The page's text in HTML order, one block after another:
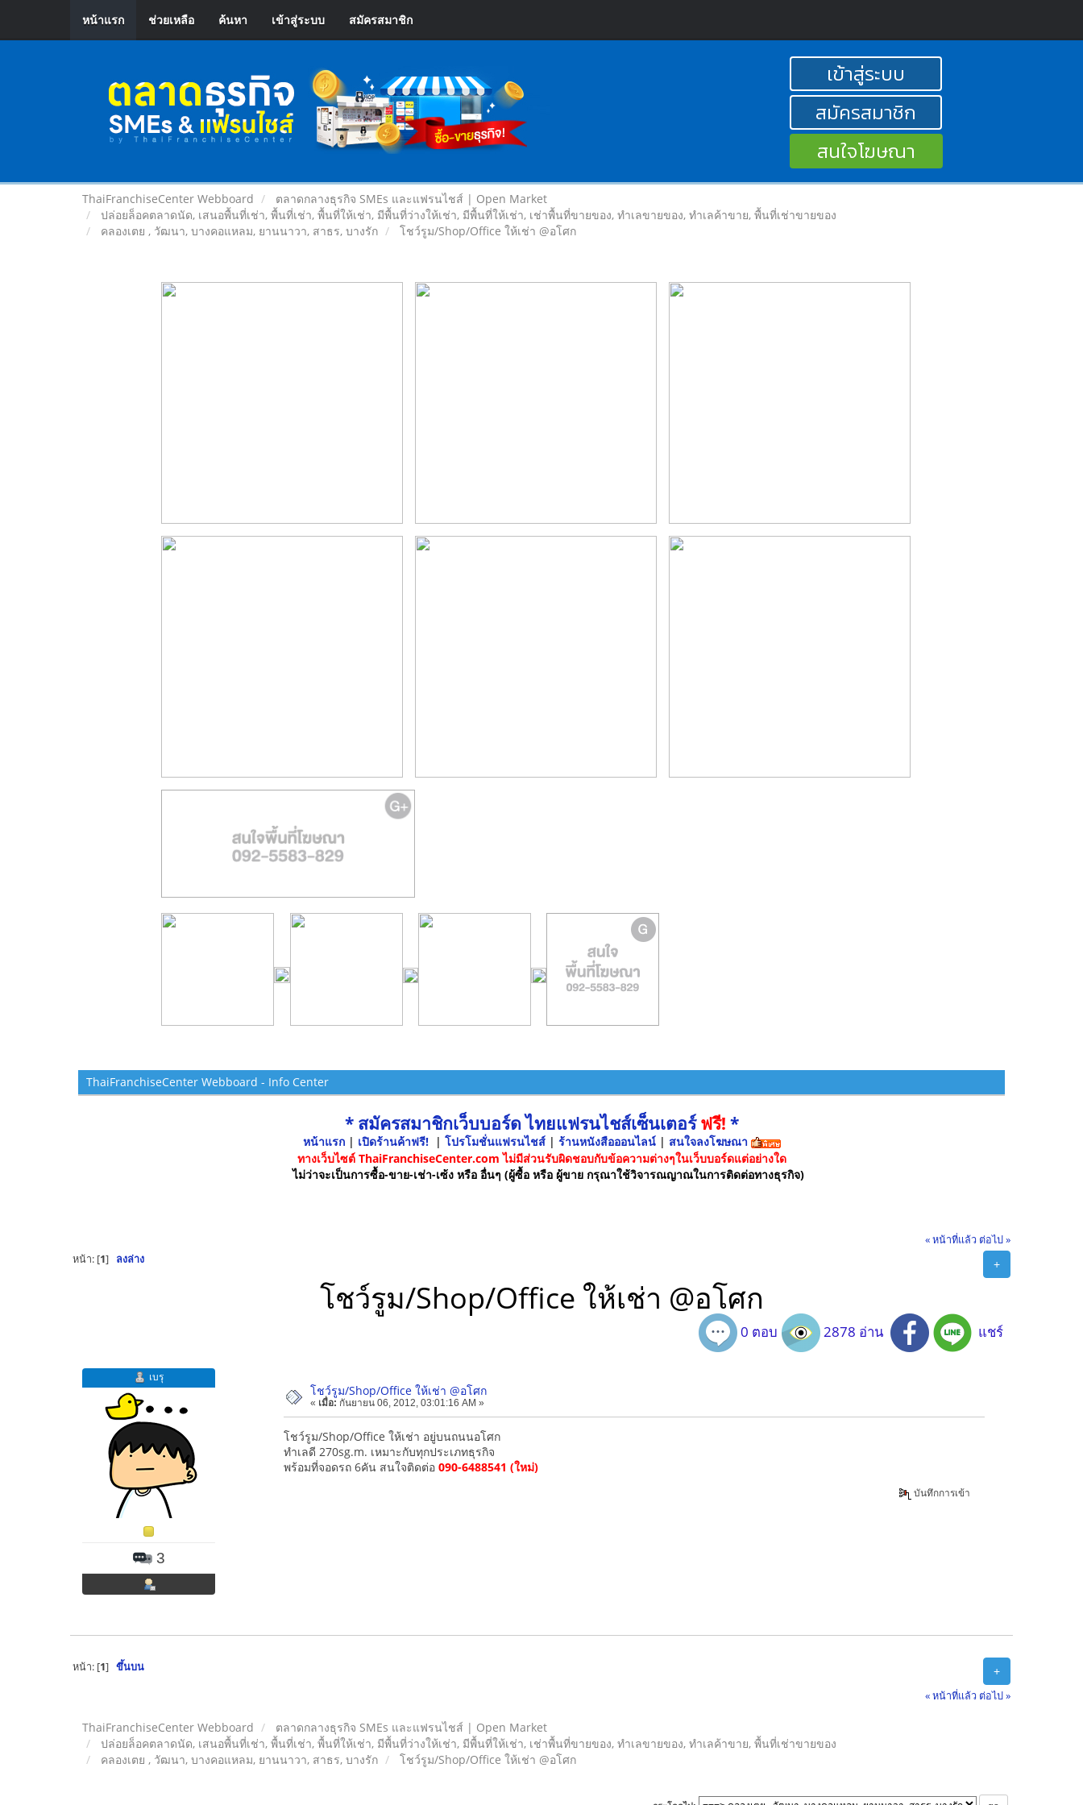
หน้าแรก ช่วยเหลือ ค้นหา เข้าสู่ระบบ สมัครสมาชิก
เข้าสู่ระบบ
สมัครสมาชิก
สนใจโฆษณา
ThaiFranchiseCenter Webboard
ตลาดกลางธุรกิจ SMEs และแฟรนไชส์ | Open Market
ปล่อยล็อคตลาดนัด, เสนอพื้นที่เช่า, พื้นที่เช่า, พื้นที่ให้เช่า, มีพื้นที่ว่างให้เช่า, มีพื้นที่ให้เช่า, เช่าพื้นที่ขายของ, ทําเลขายของ, ทำเลค้าขาย, พื้นที่เช่าขายของ
คลองเตย , วัฒนา, บางคอแหลม, ยานนาวา, สาธร, บางรัก
โชว์รูม/Shop/Office ให้เช่า @อโศก
ThaiFranchiseCenter Webboard - Info Center
* สมัครสมาชิกเว็บบอร์ด ไทยแฟรนไชส์เซ็นเตอร์ฟรี! *
หน้าแรก| เปิดร้านค้าฟรี! | โปรโมชั่นแฟรนไชส์ | ร้านหนังสือออนไลน์ | สนใจลงโฆษณา
ทางเว็บไซต์ ThaiFranchiseCenter.com ไม่มีส่วนรับผิดชอบกับข้อความต่างๆในเว็บบอร์ดแต่อย่างใด
ไม่ว่าจะเป็นการซื้อ-ขาย-เช่า-เซ้ง หรือ อื่นๆ (ผู้ซื้อ หรือ ผู้ขาย กรุณาใช้วิจารณญาณในการติดต่อทางธุรกิจ)
« หน้าที่แล้ว ต่อไป »
+
หน้า: [1] ลงล่าง
โชว์รูม/Shop/Office ให้เช่า @อโศก
0 ตอบ 2878 อ่าน แชร์
เบรุ
3
โชว์รูม/Shop/Office ให้เช่า @อโศก
« เมื่อ: กันยายน 06, 2012, 03:01:16 AM »
โชว์รูม/Shop/Office ให้เช่า อยู่บนถนนอโศก
ทำเลดี 270sg.m. เหมาะกับทุกประเภทธุรกิจ
พร้อมที่จอดรถ 6คัน สนใจติดต่อ 090-6488541 (ใหม่)
บันทึกการเข้า
+
หน้า: [1] ขึ้นบน
« หน้าที่แล้ว ต่อไป »
ThaiFranchiseCenter Webboard
ตลาดกลางธุรกิจ SMEs และแฟรนไชส์ | Open Market
ปล่อยล็อคตลาดนัด, เสนอพื้นที่เช่า, พื้นที่เช่า, พื้นที่ให้เช่า, มีพื้นที่ว่างให้เช่า, มีพื้นที่ให้เช่า, เช่าพื้นที่ขายของ, ทําเลขายของ, ทำเลค้าขาย, พื้นที่เช่าขายของ
คลองเตย , วัฒนา, บางคอแหลม, ยานนาวา, สาธร, บางรัก
โชว์รูม/Shop/Office ให้เช่า @อโศก